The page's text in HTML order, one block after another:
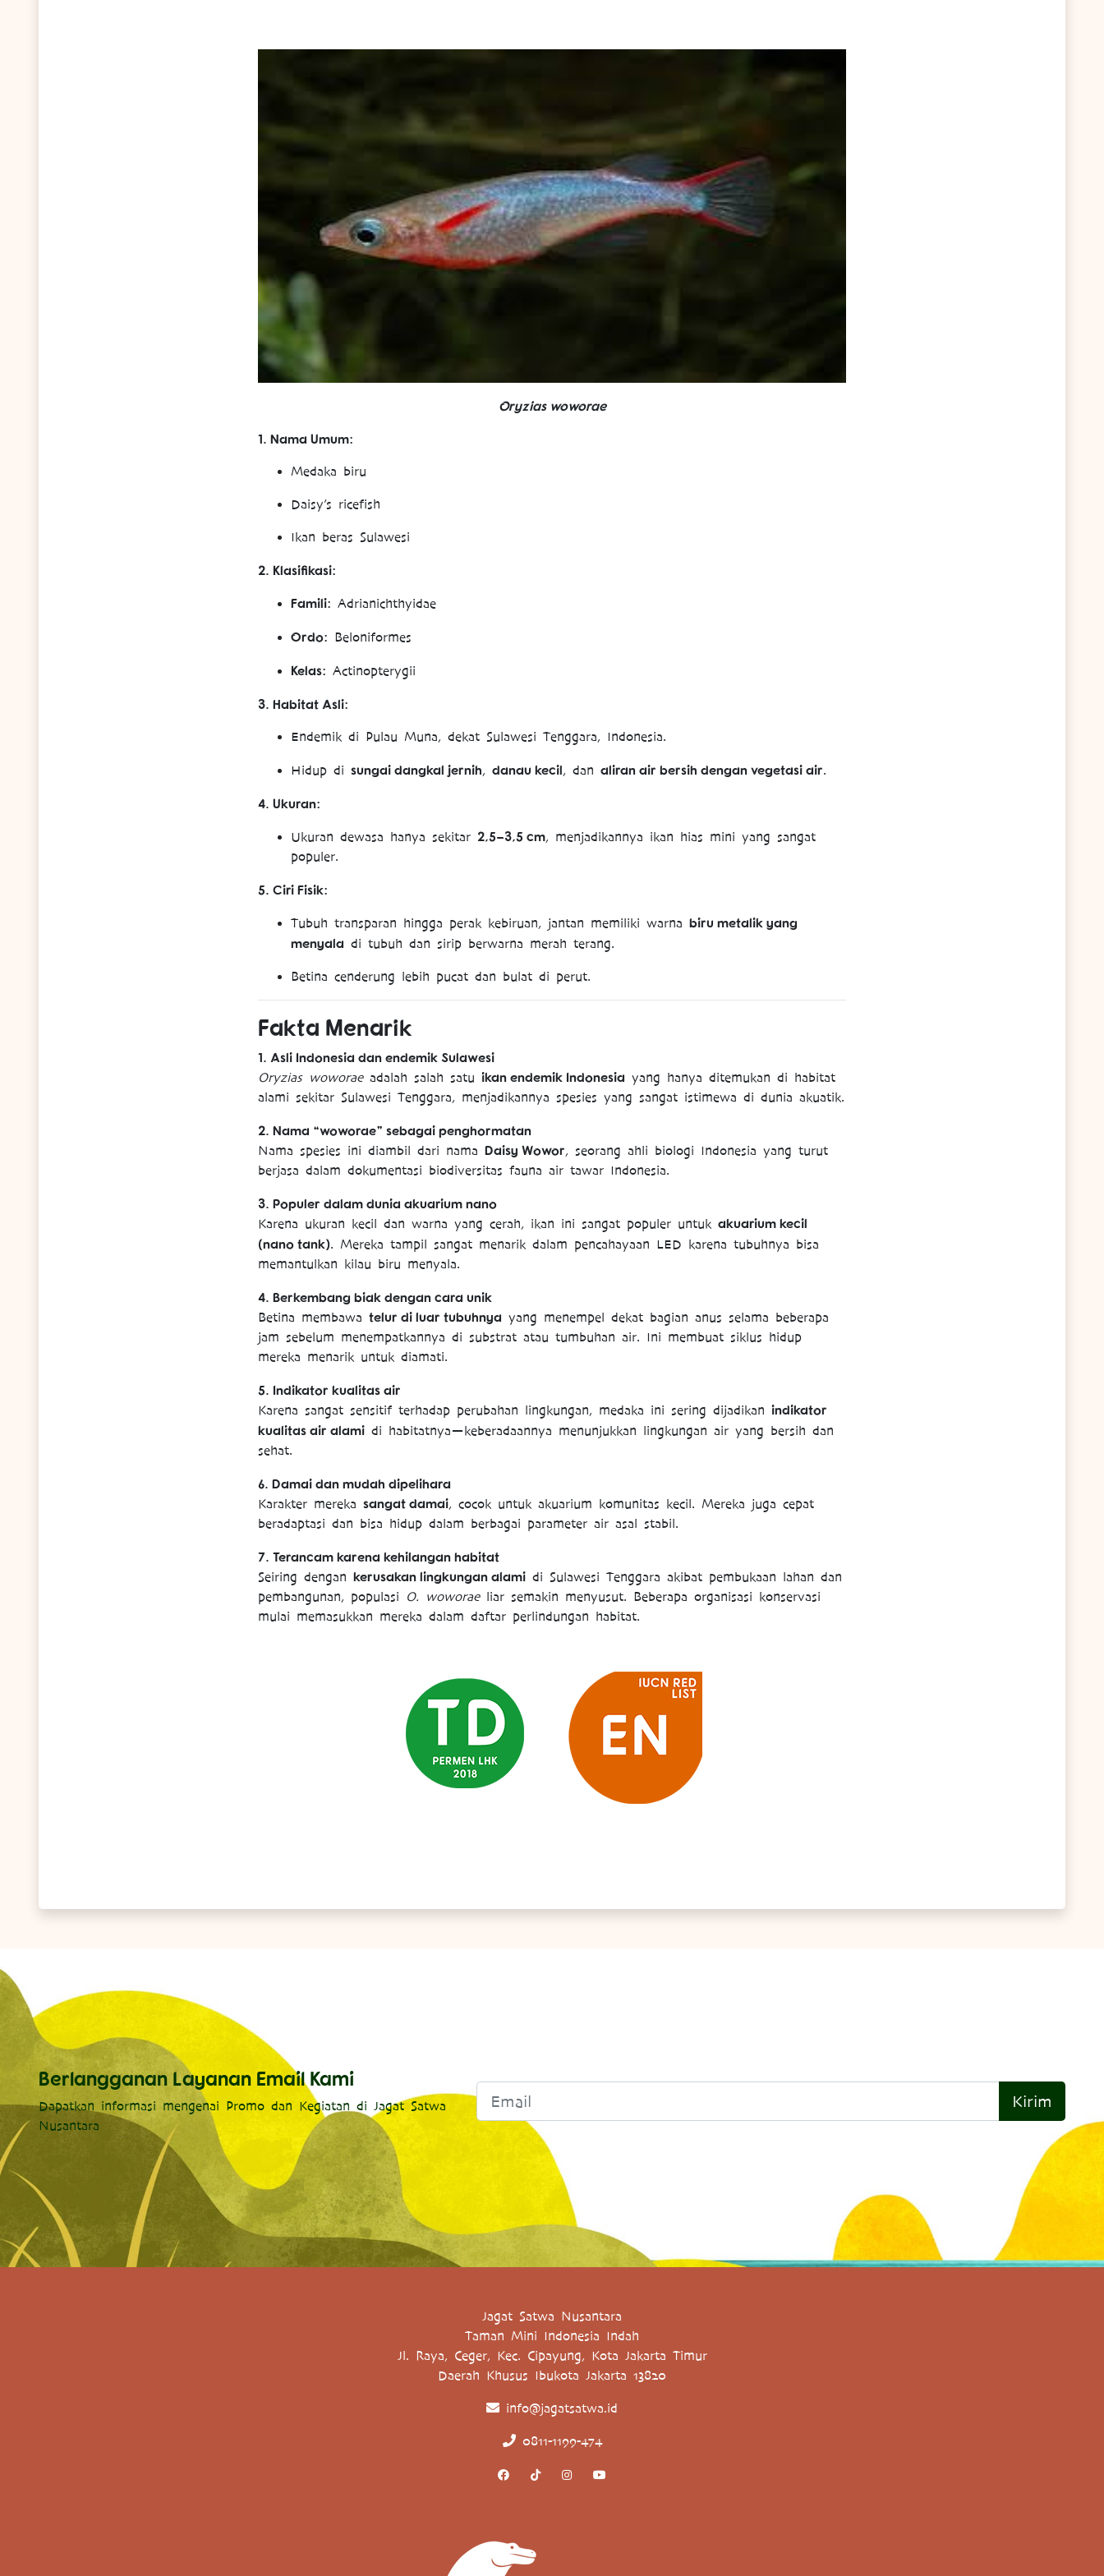
Oryzias woworae
1. Nama Umum:
Medaka biru
Daisy’s ricefish
Ikan beras Sulawesi
2. Klasifikasi:
Famili: Adrianichthyidae
Ordo: Beloniformes
Kelas: Actinopterygii
3. Habitat Asli:
Endemik di Pulau Muna, dekat Sulawesi Tenggara, Indonesia.
Hidup di sungai dangkal jernih, danau kecil, dan aliran air bersih dengan vegetasi air.
4. Ukuran:
Ukuran dewasa hanya sekitar 2,5–3,5 cm, menjadikannya ikan hias mini yang sangat
populer.
5. Ciri Fisik:
Tubuh transparan hingga perak kebiruan, jantan memiliki warna biru metalik yang
menyala di tubuh dan sirip berwarna merah terang.
Betina cenderung lebih pucat dan bulat di perut.
Fakta Menarik
1. Asli Indonesia dan endemik Sulawesi
Oryzias woworaeadalah salah satu ikan endemik Indonesia yang hanya ditemukan di habitat
alami sekitar Sulawesi Tenggara, menjadikannya spesies yang sangat istimewa di dunia akuatik.
2. Nama “woworae” sebagai penghormatan
Nama spesies ini diambil dari nama Daisy Wowor, seorang ahli biologi Indonesia yang turut
berjasa dalam dokumentasi biodiversitas fauna air tawar Indonesia.
3. Populer dalam dunia akuarium nano
Karena ukuran kecil dan warna yang cerah, ikan ini sangat populer untuk akuarium kecil
(nano tank). Mereka tampil sangat menarik dalam pencahayaan LED karena tubuhnya bisa
memantulkan kilau biru menyala.
4. Berkembang biak dengan cara unik
Betina membawa telur di luar tubuhnya yang menempel dekat bagian anus selama beberapa
jam sebelum menempatkannya di substrat atau tumbuhan air. Ini membuat siklus hidup
mereka menarik untuk diamati.
5. Indikator kualitas air
Karena sangat sensitif terhadap perubahan lingkungan, medaka ini sering dijadikan indikator
kualitas air alamidi habitatnya—keberadaannya menunjukkan lingkungan air yang bersih dan
sehat.
6. Damai dan mudah dipelihara
Karakter mereka sangat damai, cocok untuk akuarium komunitas kecil. Mereka juga cepat
beradaptasi dan bisa hidup dalam berbagai parameter air asal stabil.
7. Terancam karena kehilangan habitat
Seiring dengan kerusakan lingkungan alamidi Sulawesi Tenggara akibat pembukaan lahan dan
pembangunan, populasi
O. woworaeliar semakin menyusut. Beberapa organisasi konservasi
mulai memasukkan mereka dalam daftar perlindungan habitat.
Berlangganan Layanan Email Kami
Dapatkan informasi mengenai Promo dan Kegiatan di Jagat Satwa
Nusantara
Kirim
Jagat Satwa Nusantara
Taman Mini Indonesia Indah
Jl. Raya, Ceger, Kec. Cipayung, Kota Jakarta Timur
Daerah Khusus Ibukota Jakarta 13820
info@jagatsatwa.id
0811-1199-474